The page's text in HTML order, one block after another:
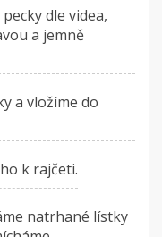
dle videa,
a jemně
a vložíme do
k rajčeti.
natrhané lístky